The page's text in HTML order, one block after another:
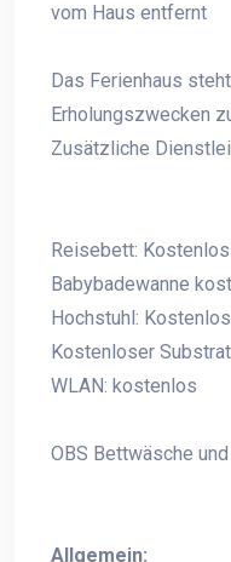
vom Haus entfernt
Das Ferienhaus
Erholungszwecken
Zusätzliche
Reisebett: Kostenlos
Babybadewanne
Hochstuhl: Kostenlos
Kostenloser
WLAN: kostenlos
OBS Bettwäsche
Allgemein: